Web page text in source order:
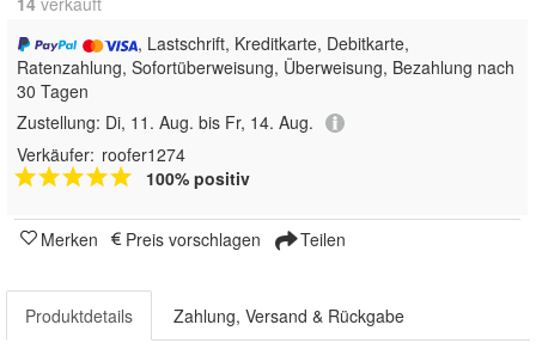
, Lastschrift, Kreditkarte, Debitkarte,
Ratenzahlung, Sofortüberweisung, Überweisung, Bezahlung nach
30 Tagen
Zustellung: Di, 11. Aug. bis Fr, 14. Aug.
Verkäufer: roofer1274
100% positiv
Merken Preis vorschlagen Teilen
Produktdetails Zahlung, Versand & Rückgabe